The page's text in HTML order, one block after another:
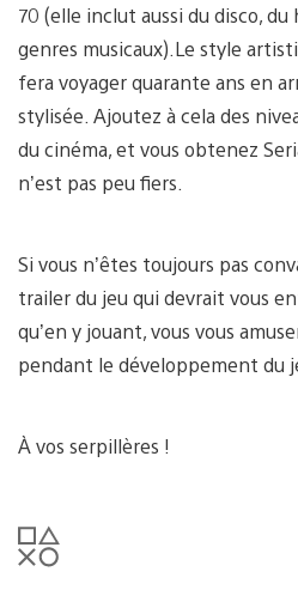
70 (elle inclut aussi du disco,
genres musicaux).Le style
fera voyager quarante ans en
stylisée. Ajoutez à cela des
du cinéma, et vous obtenez
n’est pas peu fiers.
Si vous n’êtes toujours pas
trailer du jeu qui devrait vous
qu’en y jouant, vous vous
pendant le développement du
À vos serpillères !